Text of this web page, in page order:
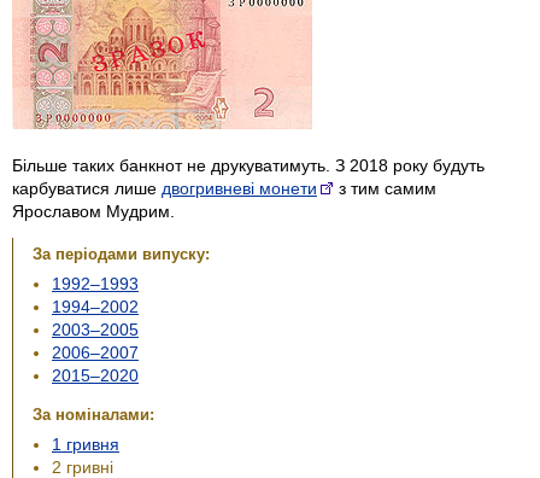
Більше таких банкнот не друкуватимуть. З 2018 року будуть
карбуватися лише двогривневі монети
з тим самим
Ярославом Мудрим.
За періодами випуску:
1992–1993
1994–2002
2003–2005
2006–2007
2015–2020
За номіналами:
1 гривня
2 гривні